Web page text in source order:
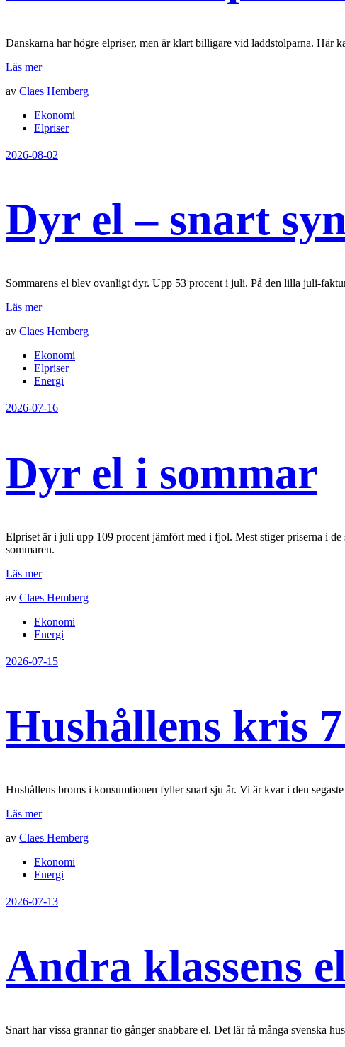
Danskarna har högre elpriser, men är klart billigare vid laddstolparna. Här
Läs mer
av Claes Hemberg
Ekonomi
Elpriser
2026-08-02
Dyr el – snart
Sommarens el blev ovanligt dyr. Upp 53 procent i juli. På den lilla juli-
Läs mer
av Claes Hemberg
Ekonomi
Elpriser
Energi
2026-07-16
Dyr el i sommar
Elpriset är i juli upp 109 procent jämfört med i fjol. Mest stiger priserna i
sommaren.
Läs mer
av Claes Hemberg
Ekonomi
Energi
2026-07-15
Hushållens kris
Hushållens broms i konsumtionen fyller snart sju år. Vi är kvar i den
Läs mer
av Claes Hemberg
Ekonomi
Energi
2026-07-13
Andra klassens el
Snart har vissa grannar tio gånger snabbare el. Det lär få många svenska